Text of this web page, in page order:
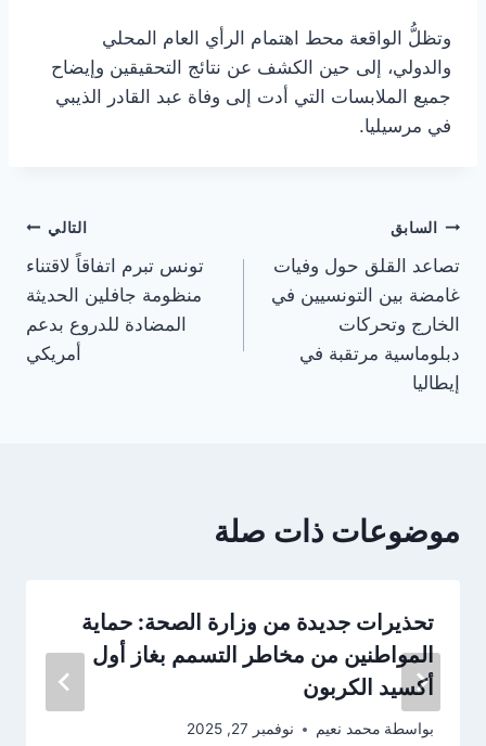
وتظلُّ الواقعة محط اهتمام الرأي العام المحلي
والدولي، إلى حين الكشف عن نتائج التحقيقين وإيضاح
جميع الملابسات التي أدت إلى وفاة عبد القادر الذيبي
في مرسيليا.
تصفّح
المقالات
السابق
تصاعد القلق حول وفيات
غامضة بين التونسيين في
الخارج وتحركات
دبلوماسية مرتقبة في
إيطاليا
التالي
تونس تبرم اتفاقاً لاقتناء
منظومة جافلين الحديثة
المضادة للدروع بدعم
أمريكي
موضوعات ذات صلة
تحذيرات جديدة من وزارة الصحة: حماية
المواطنين من مخاطر التسمم بغاز أول
أكسيد الكربون
بواسطة محمد نعيم نوفمبر 27, 2025